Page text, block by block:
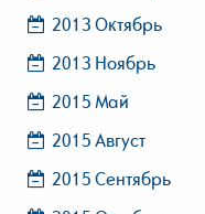
2013 Октябрь
2013 Ноябрь
2015 Май
2015 Август
2015 Сентябрь